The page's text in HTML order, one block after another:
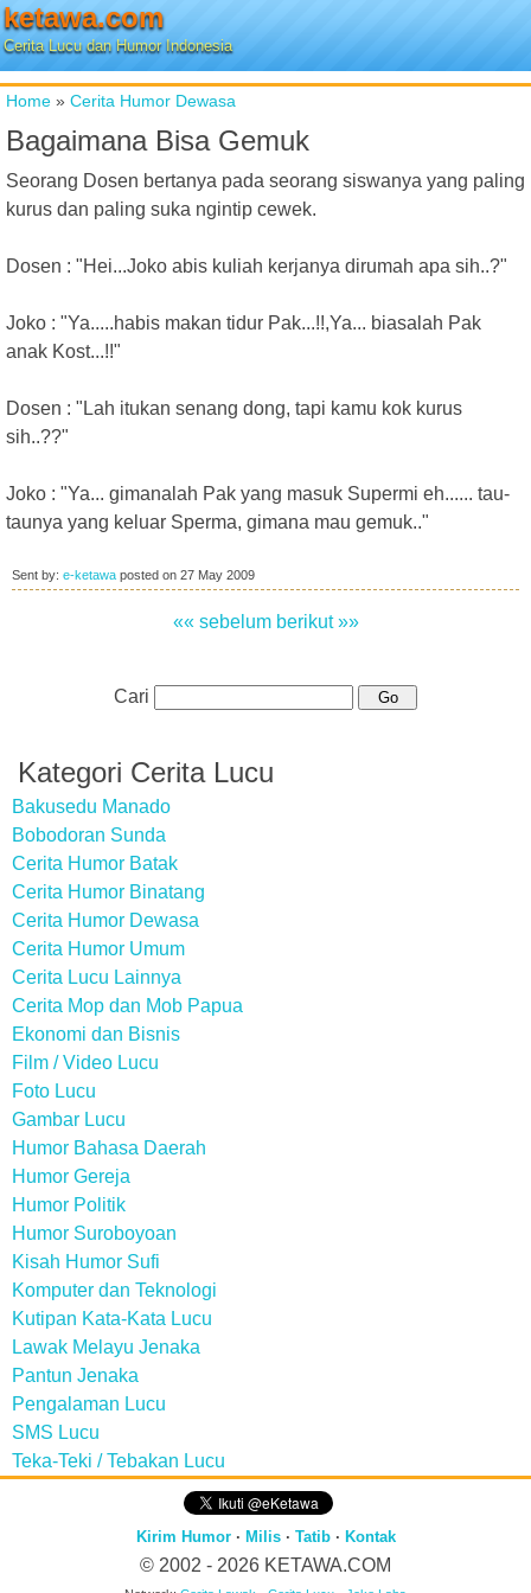
ketawa.com
Cerita Lucu dan Humor Indonesia
Home » Cerita Humor Dewasa
Bagaimana Bisa Gemuk
Seorang Dosen bertanya pada seorang siswanya yang paling
kurus dan paling suka ngintip cewek.
Dosen : "Hei...Joko abis kuliah kerjanya dirumah apa sih..?"
Joko : "Ya.....habis makan tidur Pak...!!,Ya... biasalah Pak
anak Kost...!!"
Dosen : "Lah itukan senang dong, tapi kamu kok kurus
sih..??"
Joko : "Ya... gimanalah Pak yang masuk Supermi eh...... tau-
taunya yang keluar Sperma, gimana mau gemuk.."
Sent by: e-ketawa posted on 27 May 2009
«« sebelum berikut »»
Cari
Kategori Cerita Lucu
Bakusedu Manado
Bobodoran Sunda
Cerita Humor Batak
Cerita Humor Binatang
Cerita Humor Dewasa
Cerita Humor Umum
Cerita Lucu Lainnya
Cerita Mop dan Mob Papua
Ekonomi dan Bisnis
Film / Video Lucu
Foto Lucu
Gambar Lucu
Humor Bahasa Daerah
Humor Gereja
Humor Politik
Humor Suroboyoan
Kisah Humor Sufi
Komputer dan Teknologi
Kutipan Kata-Kata Lucu
Lawak Melayu Jenaka
Pantun Jenaka
Pengalaman Lucu
SMS Lucu
Teka-Teki / Tebakan Lucu
Kirim Humor· Milis· Tatib· Kontak
© 2002 - 2026 KETAWA.COM